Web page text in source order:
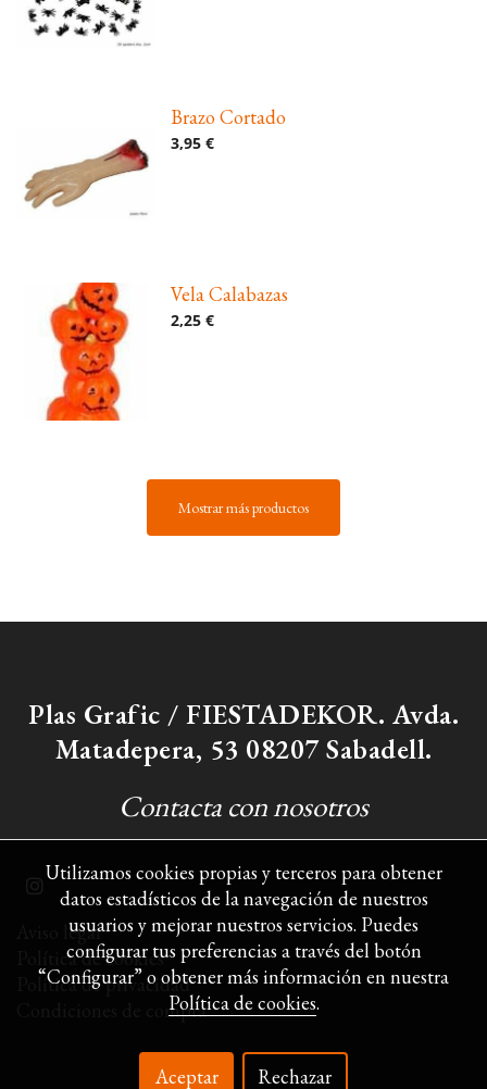
Brazo Cortado
3,95 €
Vela Calabazas
2,25 €
Mostrar más productos
Plas Grafic / FIESTADEKOR. Avda.
Matadepera, 53 08207 Sabadell.
Contacta con nosotros
Aviso legal
Política de cookies
Política de privacidad
Condiciones de compra
Utilizamos cookies propias y terceros para obtener
datos estadísticos de la navegación de nuestros
usuarios y mejorar nuestros servicios. Puedes
configurar tus preferencias a través del botón
“Configurar” o obtener más información en nuestra
Política de cookies.
Aceptar Rechazar